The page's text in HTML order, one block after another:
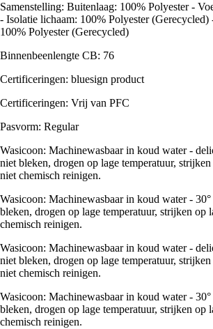
Samenstelling: Buitenlaag: 100% Polyester -
- Isolatie lichaam: 100% Polyester (Gerecycled)
100% Polyester (Gerecycled)
Binnenbeenlengte CB: 76
Certificeringen: bluesign product
Certificeringen: Vrij van PFC
Pasvorm: Regular
Wasicoon: Machinewasbaar in koud water -
niet bleken, drogen op lage temperatuur,
niet chemisch reinigen.
Wasicoon: Machinewasbaar in koud water -
bleken, drogen op lage temperatuur, strijken op
chemisch reinigen.
Wasicoon: Machinewasbaar in koud water -
niet bleken, drogen op lage temperatuur,
niet chemisch reinigen.
Wasicoon: Machinewasbaar in koud water -
bleken, drogen op lage temperatuur, strijken op
chemisch reinigen.